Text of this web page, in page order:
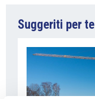
Suggeriti per te